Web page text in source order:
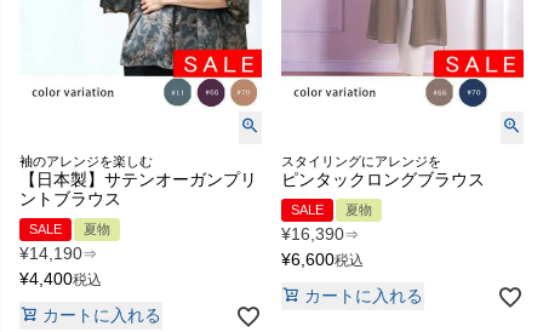
袖のアレンジを楽しむ
【日本製】サテンオーガンプリ
ントブラウス
SALE 夏物
¥14,190⇒
¥4,400税込
カートに入れる
スタイリングにアレンジを
ピンタックロングブラウス
SALE 夏物
¥16,390⇒
¥6,600税込
カートに入れる